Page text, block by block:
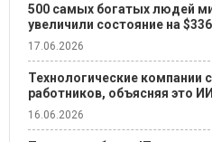
500 самых богатых людей
увеличили состояние на
17.06.2026
Технологические компании
работников, объясняя это ИИ
16.06.2026